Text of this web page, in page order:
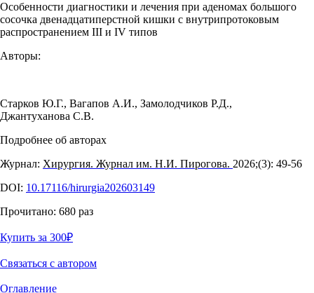
Особенности диагностики и лечения при аденомах большого
сосочка двенадцатиперстной кишки с внутрипротоковым
распространением III и IV типов
Авторы:
Старков Ю.Г., Вагапов А.И., Замолодчиков Р.Д.,
Джантуханова С.В.
Подробнее об авторах
Журнал: Хирургия. Журнал им. Н.И. Пирогова. 2026;(3): 49‑56
DOI: 10.17116/hirurgia202603149
Прочитано: 680 раз
Купить за 300₽
Связаться с автором
Оглавление